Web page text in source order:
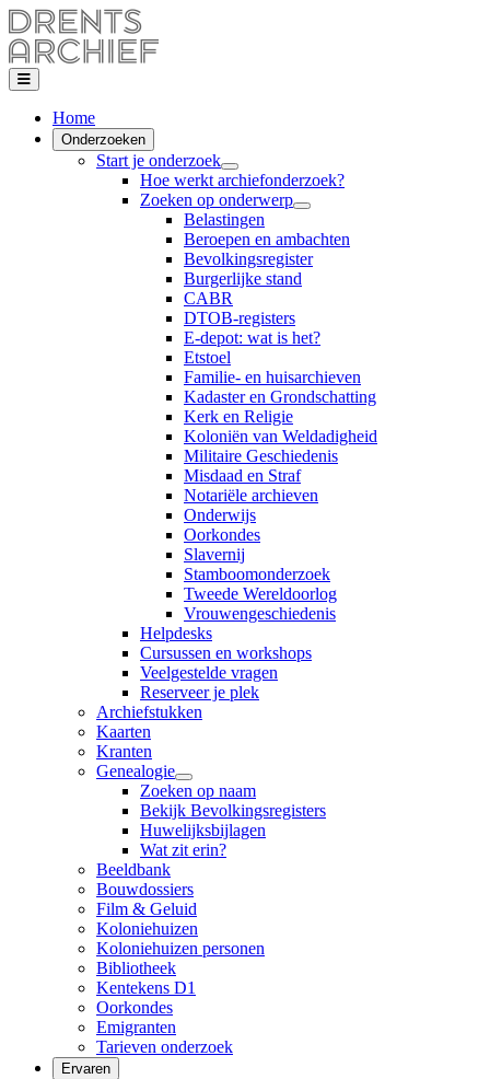
Home
Onderzoeken
Start je onderzoek
Hoe werkt archiefonderzoek?
Zoeken op onderwerp
Belastingen
Beroepen en ambachten
Bevolkingsregister
Burgerlijke stand
CABR
DTOB-registers
E-depot: wat is het?
Etstoel
Familie- en huisarchieven
Kadaster en Grondschatting
Kerk en Religie
Koloniën van Weldadigheid
Militaire Geschiedenis
Misdaad en Straf
Notariële archieven
Onderwijs
Oorkondes
Slavernij
Stamboomonderzoek
Tweede Wereldoorlog
Vrouwengeschiedenis
Helpdesks
Cursussen en workshops
Veelgestelde vragen
Reserveer je plek
Archiefstukken
Kaarten
Kranten
Genealogie
Zoeken op naam
Bekijk Bevolkingsregisters
Huwelijksbijlagen
Wat zit erin?
Beeldbank
Bouwdossiers
Film & Geluid
Koloniehuizen
Koloniehuizen personen
Bibliotheek
Kentekens D1
Oorkondes
Emigranten
Tarieven onderzoek
Ervaren